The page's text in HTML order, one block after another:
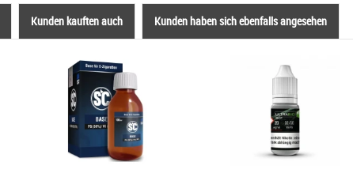
Kunden kauften auch Kunden haben sich ebenfalls angesehen